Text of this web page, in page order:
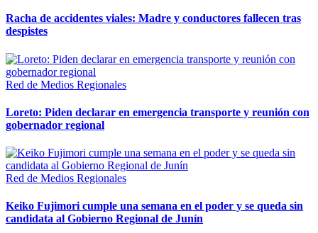
Racha de accidentes viales: Madre y conductores fallecen tras
despistes
Red de Medios Regionales
Loreto: Piden declarar en emergencia transporte y reunión con
gobernador regional
Red de Medios Regionales
Keiko Fujimori cumple una semana en el poder y se queda sin
candidata al Gobierno Regional de Junín